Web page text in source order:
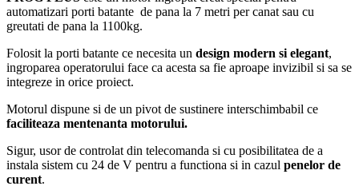
automatizari porti batante de pana la 7 metri per canat sau cu
greutati de pana la 1100kg.
Folosit la porti batante ce necesita un design modern si elegant,
ingroparea operatorului face ca acesta sa fie aproape invizibil si sa se
integreze in orice proiect.
Motorul dispune si de un pivot de sustinere interschimbabil ce
faciliteaza mentenanta motorului.
Sigur, usor de controlat din telecomanda si cu posibilitatea de a
instala sistem cu 24 de V pentru a functiona si in cazul penelor de
curent.